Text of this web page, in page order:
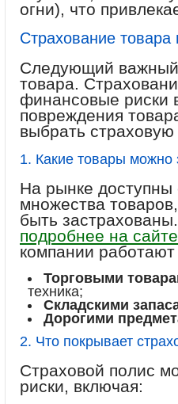
огни), что
Страхование товара
Следующий важный
товара.
финансовые риски
повреждения
выбрать
1. Какие товары можно
На рынке
множества
быть
подробнее на сайте
компании работают
Торговыми
техника;
Складскими
Дорогими
2. Что покрывает
Страховой полис
риски, включая: